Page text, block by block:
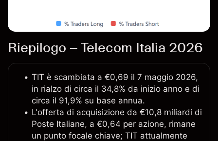
Riepilogo – Telecom Italia 2026
TIT è scambiata a €0,69 il 7 maggio 2026,
in rialzo di circa il 34,8% da inizio anno e di
circa il 91,9% su base annua.
L'offerta di acquisizione da €10,8 miliardi di
Poste Italiane, a €0,64 per azione, rimane
un punto focale chiave; TIT attualmente